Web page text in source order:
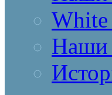
White
Наши